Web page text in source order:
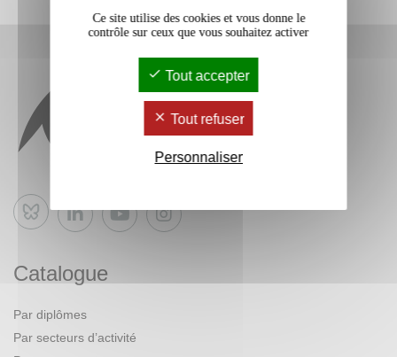
Bluesky
Catalogue
Par diplômes
Par secteurs d’activité
Ce site utilise des cookies et vous donne le
contrôle sur ceux que vous souhaitez activer
Tout accepter
Tout refuser
Personnaliser